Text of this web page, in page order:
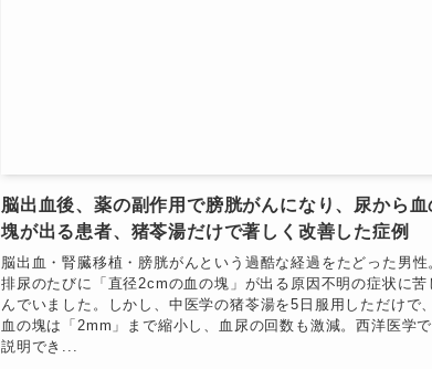
脳出血後、薬の副作用で膀胱がんになり、尿から血
塊が出る患者、猪苓湯だけで著しく改善した症例
脳出血・腎臓移植・膀胱がんという過酷な経過をたどった男性
排尿のたびに「直径2cmの血の塊」が出る原因不明の症状に苦
んでいました。しかし、中医学の猪苓湯を5日服用しただけで、
血の塊は「2mm」まで縮小し、血尿の回数も激減。西洋医学
説明でき...